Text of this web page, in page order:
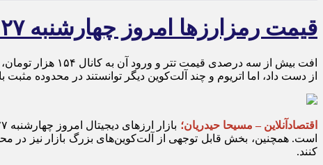
قیمت رمزارزها امروز چهارشنبه ۲۷ خرداد ۱۴۰۵ | کاهش تتر و بیت‌کوین در برابر مقاومت اتریوم
از دست داد، اما اتریوم و چند آلت‌کوین دیگر توانستند در محدوده مثبت
اقتصادآنلاین – مسیحا حیدریان؛
است. همچنین، بخش قابل توجهی از آلت‌کوین‌های بزرگ بازار نیز در
کنند.